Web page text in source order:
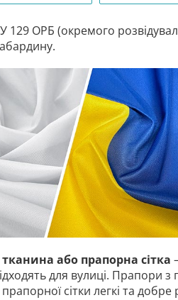
129 ОРБ (окремого
або прапорна сітка
для вулиці. Прапори
сітки легкі та